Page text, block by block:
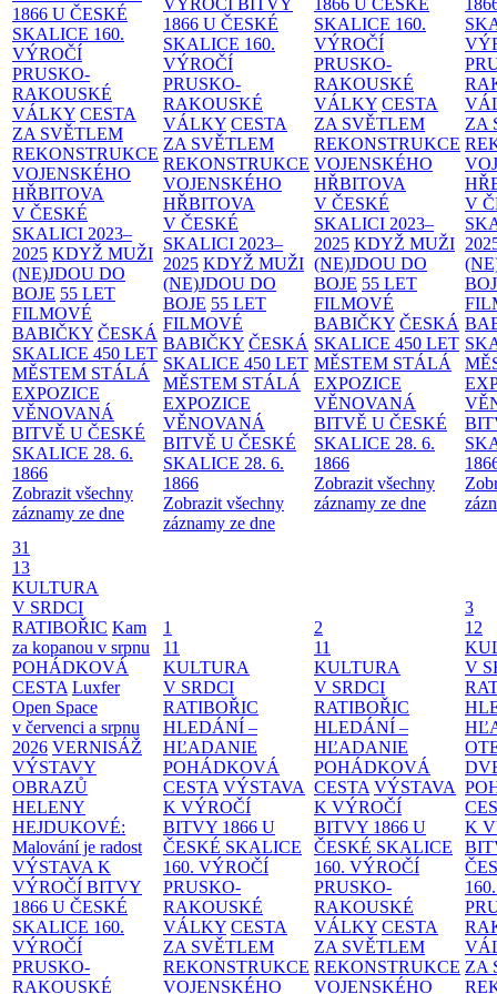
1866 U ČESKÉ
SKALICE 160.
VÝROČÍ
PRUSKO-
RAKOUSKÉ
VÁLKY CESTA
ZA SVĚTLEM
REKONSTRUKCE
VOJENSKÉHO
HŘBITOVA
V ČESKÉ
SKALICI 2023–
2025 KDYŽ MUŽI
(NE)JDOU DO
BOJE 55 LET
FILMOVÉ
BABIČKY ČESKÁ
SKALICE 450 LET
MĚSTEM STÁLÁ
EXPOZICE
VĚNOVANÁ
BITVĚ U ČESKÉ
SKALICE 28. 6.
1866
Zobrazit všechny
záznamy ze dne
VÝROČÍ BITVY
1866 U ČESKÉ
SKALICE 160.
VÝROČÍ
PRUSKO-
RAKOUSKÉ
VÁLKY CESTA
ZA SVĚTLEM
REKONSTRUKCE
VOJENSKÉHO
HŘBITOVA
V ČESKÉ
SKALICI 2023–
2025 KDYŽ MUŽI
(NE)JDOU DO
BOJE 55 LET
FILMOVÉ
BABIČKY ČESKÁ
SKALICE 450 LET
MĚSTEM STÁLÁ
EXPOZICE
VĚNOVANÁ
BITVĚ U ČESKÉ
SKALICE 28. 6.
1866
Zobrazit všechny
záznamy ze dne
1866 U ČESKÉ
SKALICE 160.
VÝROČÍ
PRUSKO-
RAKOUSKÉ
VÁLKY CESTA
ZA SVĚTLEM
REKONSTRUKCE
VOJENSKÉHO
HŘBITOVA
V ČESKÉ
SKALICI 2023–
2025 KDYŽ MUŽI
(NE)JDOU DO
BOJE 55 LET
FILMOVÉ
BABIČKY ČESKÁ
SKALICE 450 LET
MĚSTEM STÁLÁ
EXPOZICE
VĚNOVANÁ
BITVĚ U ČESKÉ
SKALICE 28. 6.
1866
Zobrazit všechny
záznamy ze dne
ZA
V
31
13
KULTURA
V SRDCI
RATIBOŘIC Kam
za kopanou v srpnu
POHÁDKOVÁ
CESTA Luxfer
Open Space
v červenci a srpnu
2026 VERNISÁŽ
VÝSTAVY
OBRAZŮ
HELENY
HEJDUKOVÉ:
Malování je radost
VÝSTAVA K
VÝROČÍ BITVY
1866 U ČESKÉ
SKALICE 160.
VÝROČÍ
PRUSKO-
RAKOUSKÉ
1
11
KULTURA
V SRDCI
RATIBOŘIC
HLEDÁNÍ –
HĽADANIE
POHÁDKOVÁ
CESTA VÝSTAVA
K VÝROČÍ
BITVY 1866 U
ČESKÉ SKALICE
160. VÝROČÍ
PRUSKO-
RAKOUSKÉ
VÁLKY CESTA
ZA SVĚTLEM
REKONSTRUKCE
VOJENSKÉHO
2
11
KULTURA
V SRDCI
RATIBOŘIC
HLEDÁNÍ –
HĽADANIE
POHÁDKOVÁ
CESTA VÝSTAVA
K VÝROČÍ
BITVY 1866 U
ČESKÉ SKALICE
160. VÝROČÍ
PRUSKO-
RAKOUSKÉ
VÁLKY CESTA
ZA SVĚTLEM
REKONSTRUKCE
VOJENSKÉHO
3
12
V
K
ZA